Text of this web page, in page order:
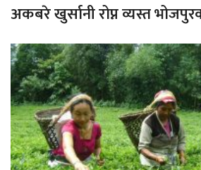
अकबरे खुर्सानी रोप्न व्यस्त